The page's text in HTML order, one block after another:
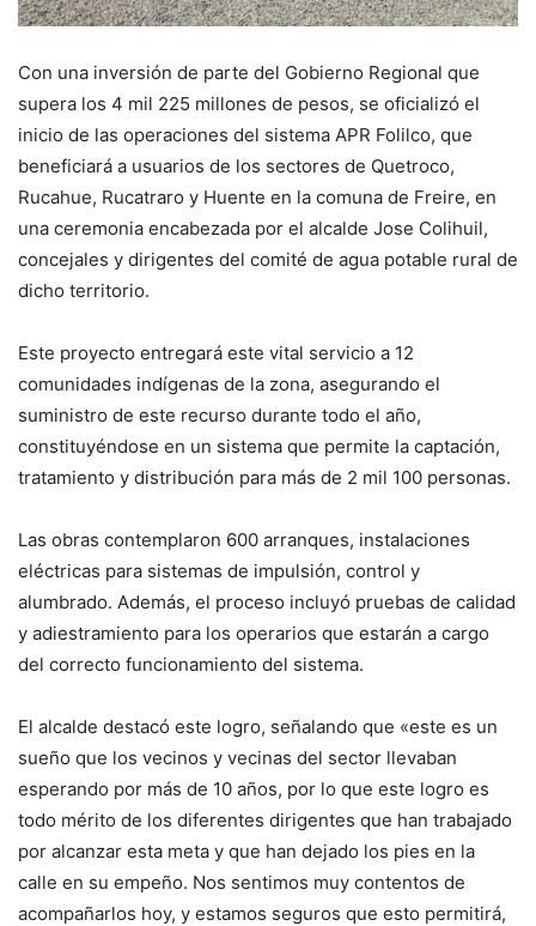
Con una inversión de parte del Gobierno Regional que
supera los 4 mil 225 millones de pesos, se oficializó el
inicio de las operaciones del sistema APR Folilco, que
beneficiará a usuarios de los sectores de Quetroco,
Rucahue, Rucatraro y Huente en la comuna de Freire, en
una ceremonia encabezada por el alcalde Jose Colihuil,
concejales y dirigentes del comité de agua potable rural de
dicho territorio.
Este proyecto entregará este vital servicio a 12
comunidades indígenas de la zona, asegurando el
suministro de este recurso durante todo el año,
constituyéndose en un sistema que permite la captación,
tratamiento y distribución para más de 2 mil 100 personas.
Las obras contemplaron 600 arranques, instalaciones
eléctricas para sistemas de impulsión, control y
alumbrado. Además, el proceso incluyó pruebas de calidad
y adiestramiento para los operarios que estarán a cargo
del correcto funcionamiento del sistema.
El alcalde destacó este logro, señalando que «este es un
sueño que los vecinos y vecinas del sector llevaban
esperando por más de 10 años, por lo que este logro es
todo mérito de los diferentes dirigentes que han trabajado
por alcanzar esta meta y que han dejado los pies en la
calle en su empeño. Nos sentimos muy contentos de
acompañarlos hoy, y estamos seguros que esto permitirá,